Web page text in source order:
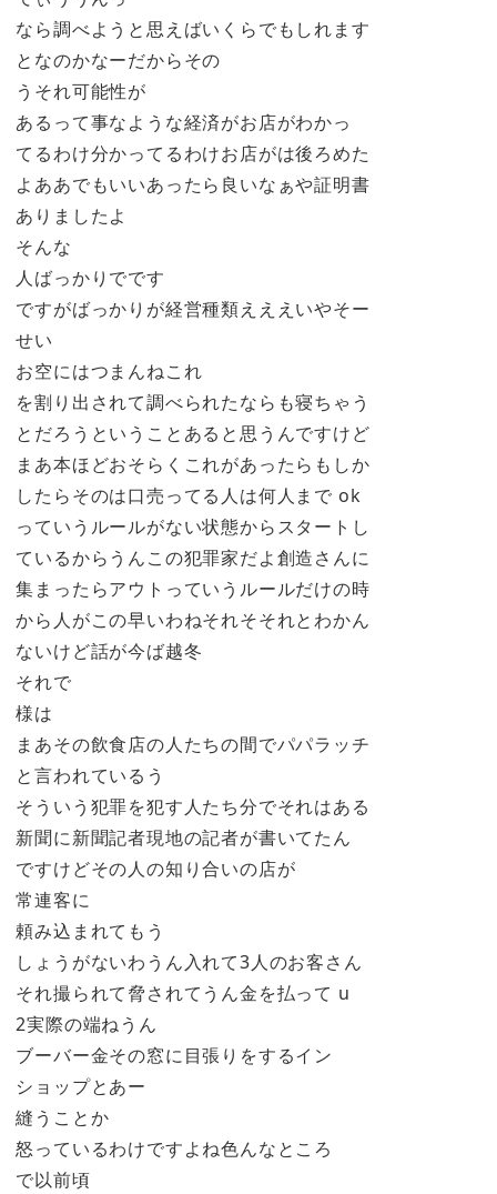
なら調べようと思えばいくらでもしれます
となのかなーだからその
うそれ可能性が
あるって事なような経済がお店がわかっ
てるわけ分かってるわけお店がは後ろめた
よああでもいいあったら良いなぁや証明書
ありましたよ
そんな
人ばっかりでです
ですがばっかりが経営種類えええいやそー
せい
お空にはつまんねこれ
を割り出されて調べられたならも寝ちゃう
とだろうということあると思うんですけど
まあ本ほどおそらくこれがあったらもしか
したらそのは口売ってる人は何人まで ok
っていうルールがない状態からスタートし
ているからうんこの犯罪家だよ創造さんに
集まったらアウトっていうルールだけの時
から人がこの早いわねそれそそれとわかん
ないけど話が今ば越冬
それで
様は
まあその飲食店の人たちの間でパパラッチ
と言われているう
そういう犯罪を犯す人たち分でそれはある
新聞に新聞記者現地の記者が書いてたん
ですけどその人の知り合いの店が
常連客に
頼み込まれてもう
しょうがないわうん入れて3人のお客さん
それ撮られて脅されてうん金を払って u
2実際の端ねうん
ブーバー金その窓に目張りをするイン
ショップとあー
縫うことか
怒っているわけですよね色んなところ
で以前頃